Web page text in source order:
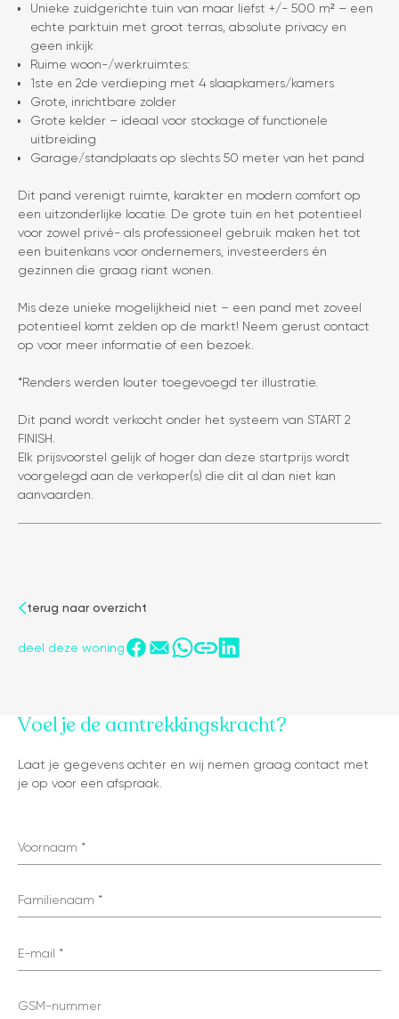
Unieke zuidgerichte tuin van maar liefst +/- 500 m² – een
echte parktuin met groot terras, absolute privacy en
geen inkijk
Ruime woon-/werkruimtes:
1ste en 2de verdieping met 4 slaapkamers/kamers
Grote, inrichtbare zolder
Grote kelder – ideaal voor stockage of functionele
uitbreiding
Garage/standplaats op slechts 50 meter van het pand
Dit pand verenigt ruimte, karakter en modern comfort op
een uitzonderlijke locatie. De grote tuin en het potentieel
voor zowel privé- als professioneel gebruik maken het tot
een buitenkans voor ondernemers, investeerders én
gezinnen die graag riant wonen.
Mis deze unieke mogelijkheid niet – een pand met zoveel
potentieel komt zelden op de markt! Neem gerust contact
op voor meer informatie of een bezoek.
*Renders werden louter toegevoegd ter illustratie.
Dit pand wordt verkocht onder het systeem van START 2
FINISH.
Elk prijsvoorstel gelijk of hoger dan deze startprijs wordt
voorgelegd aan de verkoper(s) die dit al dan niet kan
aanvaarden.
terug naar overzicht
deel deze woning
tonen op kaart
Voel je de aantrekkingskracht?
Laat je gegevens achter en wij nemen graag contact met
je op voor een afspraak.
Voornaam
Familienaam
E-mail
GSM-nummer